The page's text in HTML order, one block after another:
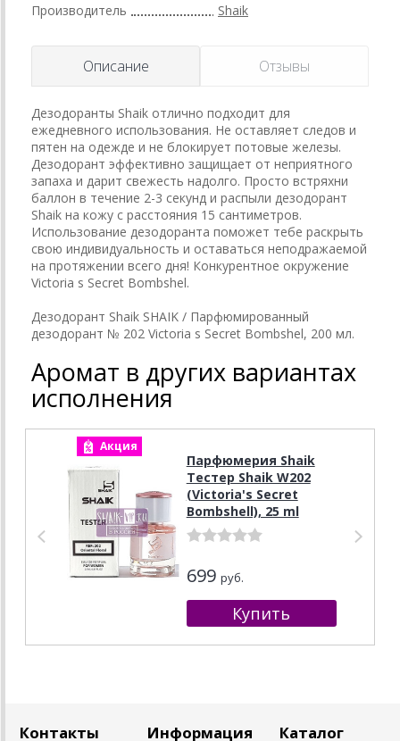
Производитель Shaik
Описание Отзывы
Дезодоранты Shaik отлично подходит для
ежедневного использования. Не оставляет следов и
пятен на одежде и не блокирует потовые железы.
Дезодорант эффективно защищает от неприятного
запаха и дарит свежесть надолго. Просто встряхни
баллон в течение 2-3 секунд и распыли дезодорант
Shaik на кожу с расстояния 15 сантиметров.
Использование дезодоранта поможет тебе раскрыть
свою индивидуальность и оставаться неподражаемой
на протяжении всего дня! Конкурентное окружение
Victoria s Secret Bombshel.
Дезодорант Shaik SHAIK / Парфюмированный
дезодорант № 202 Victoria s Secret Bombshel, 200 мл.
Аромат в других вариантах
исполнения
Акция
Парфюмерия Shaik
Тестер Shaik W202
(Victoria's Secret
Bombshell), 25 ml
699 руб.
Контакты Информация Каталог